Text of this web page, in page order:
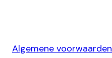
Algemene voorwaarden